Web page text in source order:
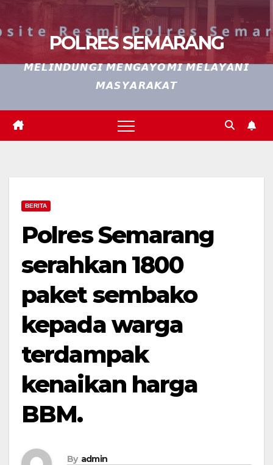
POLRES SEMARANG
𝙈𝙀𝙇𝙄𝙉𝘿𝙐𝙉𝙂𝙄 𝙈𝙀𝙉𝙂𝘼𝙔𝙊𝙈𝙄 𝙈𝙀𝙇𝘼𝙔𝘼𝙉𝙄
𝙈𝘼𝙎𝙔𝘼𝙍𝘼𝙆𝘼𝙏
BERITA
Polres Semarang
serahkan 1800
paket sembako
kepada warga
terdampak
kenaikan harga
BBM.
By admin